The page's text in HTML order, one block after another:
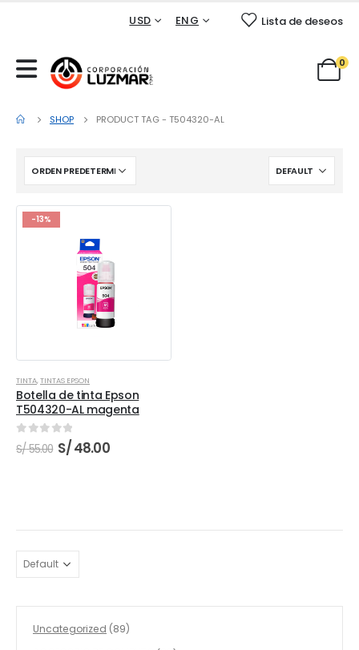
USD ENG Lista de deseos
0
SHOP PRODUCT TAG - T504320-AL
-13%
TINTA,TINTAS EPSON
Botella de tinta Epson
T504320-AL magenta
out of 5
S/55.00 El
precio
S/48.00El
Uncategorized 8989
productos